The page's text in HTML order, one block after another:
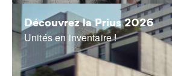
Découvrez la Prius 2026
Unités en inventaire !